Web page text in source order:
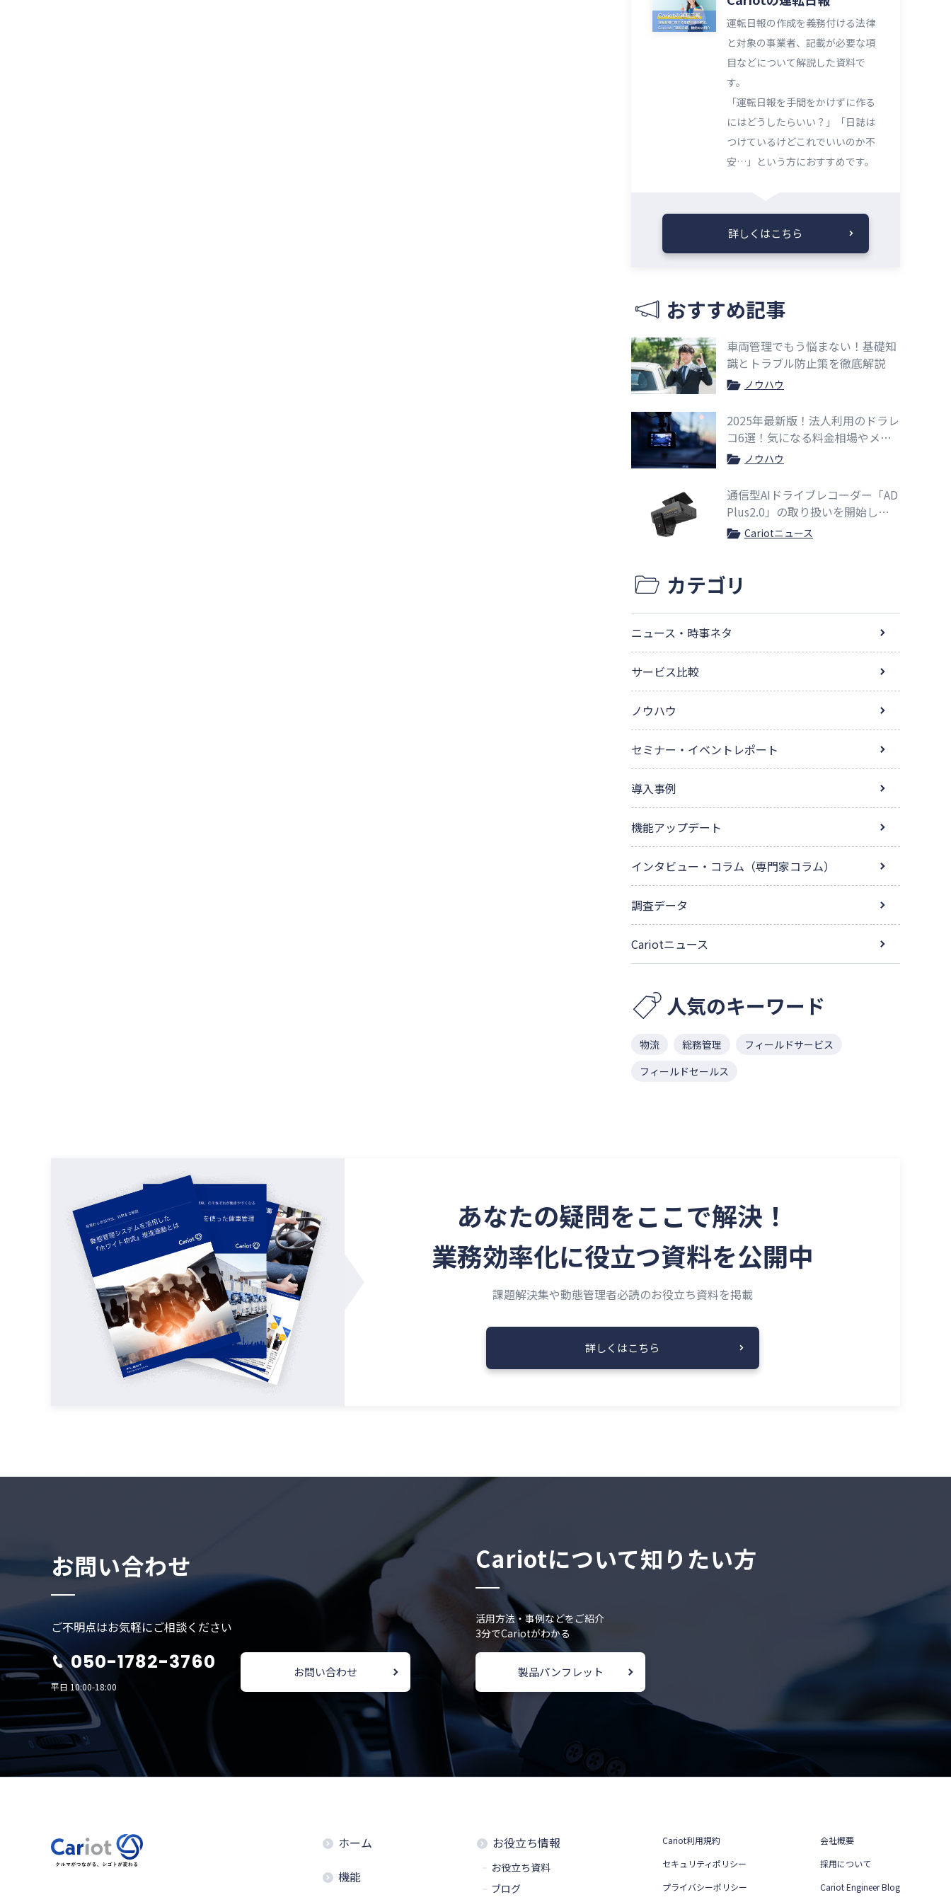
運転日報の作成を義務付ける法律
と対象の事業者、記載が必要な項
目などについて解説した資料で
す。
「運転日報を手間をかけずに作る
にはどうしたらいい？」「日誌は
つけているけどこれでいいのか不
安…」という方におすすめです。
詳しくはこちら
おすすめ記事
車両管理でもう悩まない！基礎知
識とトラブル防止策を徹底解説
ノウハウ
2025年最新版！法人利用のドラレ
コ6選！気になる料金相場やメリ
ットも紹介
ノウハウ
通信型AIドライブレコーダー「AD
Plus2.0」の取り扱いを開始しま
したCariotニュース
カテゴリ
ニュース・時事ネタ
サービス比較
ノウハウ
セミナー・イベントレポート
導入事例
機能アップデート
インタビュー・コラム（専門家コラム）
調査データ
Cariotニュース
人気のキーワード
物流 総務管理
フィールドサービス
フィールドセールス
あなたの疑問をここで解決！
業務効率化に役立つ資料を公開中
課題解決集や動態管理者必読のお役立ち資料を掲載
詳しくはこちら
お問い合わせ
ご不明点はお気軽にご相談ください
050-1782-3760
平日 10:00-18:00
お問い合わせ
Cariotについて知りたい方
活用方法・事例などをご紹介
3分でCariotがわかる
製品パンフレット
ホーム
機能
お役立ち情報
お役立ち資料
ブログ
Cariot利用規約
セキュリティポリシー
プライバシーポリシー
会社概要
採用について
Cariot Engineer Blog